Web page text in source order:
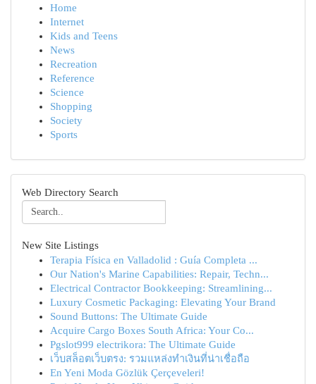
Home
Internet
Kids and Teens
News
Recreation
Reference
Science
Shopping
Society
Sports
Web Directory Search
New Site Listings
Terapia Física en Valladolid : Guía Completa ...
Our Nation's Marine Capabilities: Repair, Techn...
Electrical Contractor Bookkeeping: Streamlining...
Luxury Cosmetic Packaging: Elevating Your Brand
Sound Buttons: The Ultimate Guide
Acquire Cargo Boxes South Africa: Your Co...
Pgslot999 electrikora: The Ultimate Guide
เว็บสล็อตเว็บตรง: รวมแหล่งทำเงินที่น่าเชื่อถือ
En Yeni Moda Gözlük Çerçeveleri!